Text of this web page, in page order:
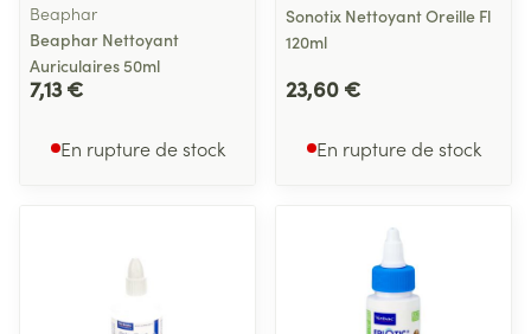
Beaphar
Beaphar Nettoyant
Auriculaires 50ml
7,13 €
En rupture de stock
Sonotix Nettoyant Oreille Fl
120ml
23,60 €
En rupture de stock